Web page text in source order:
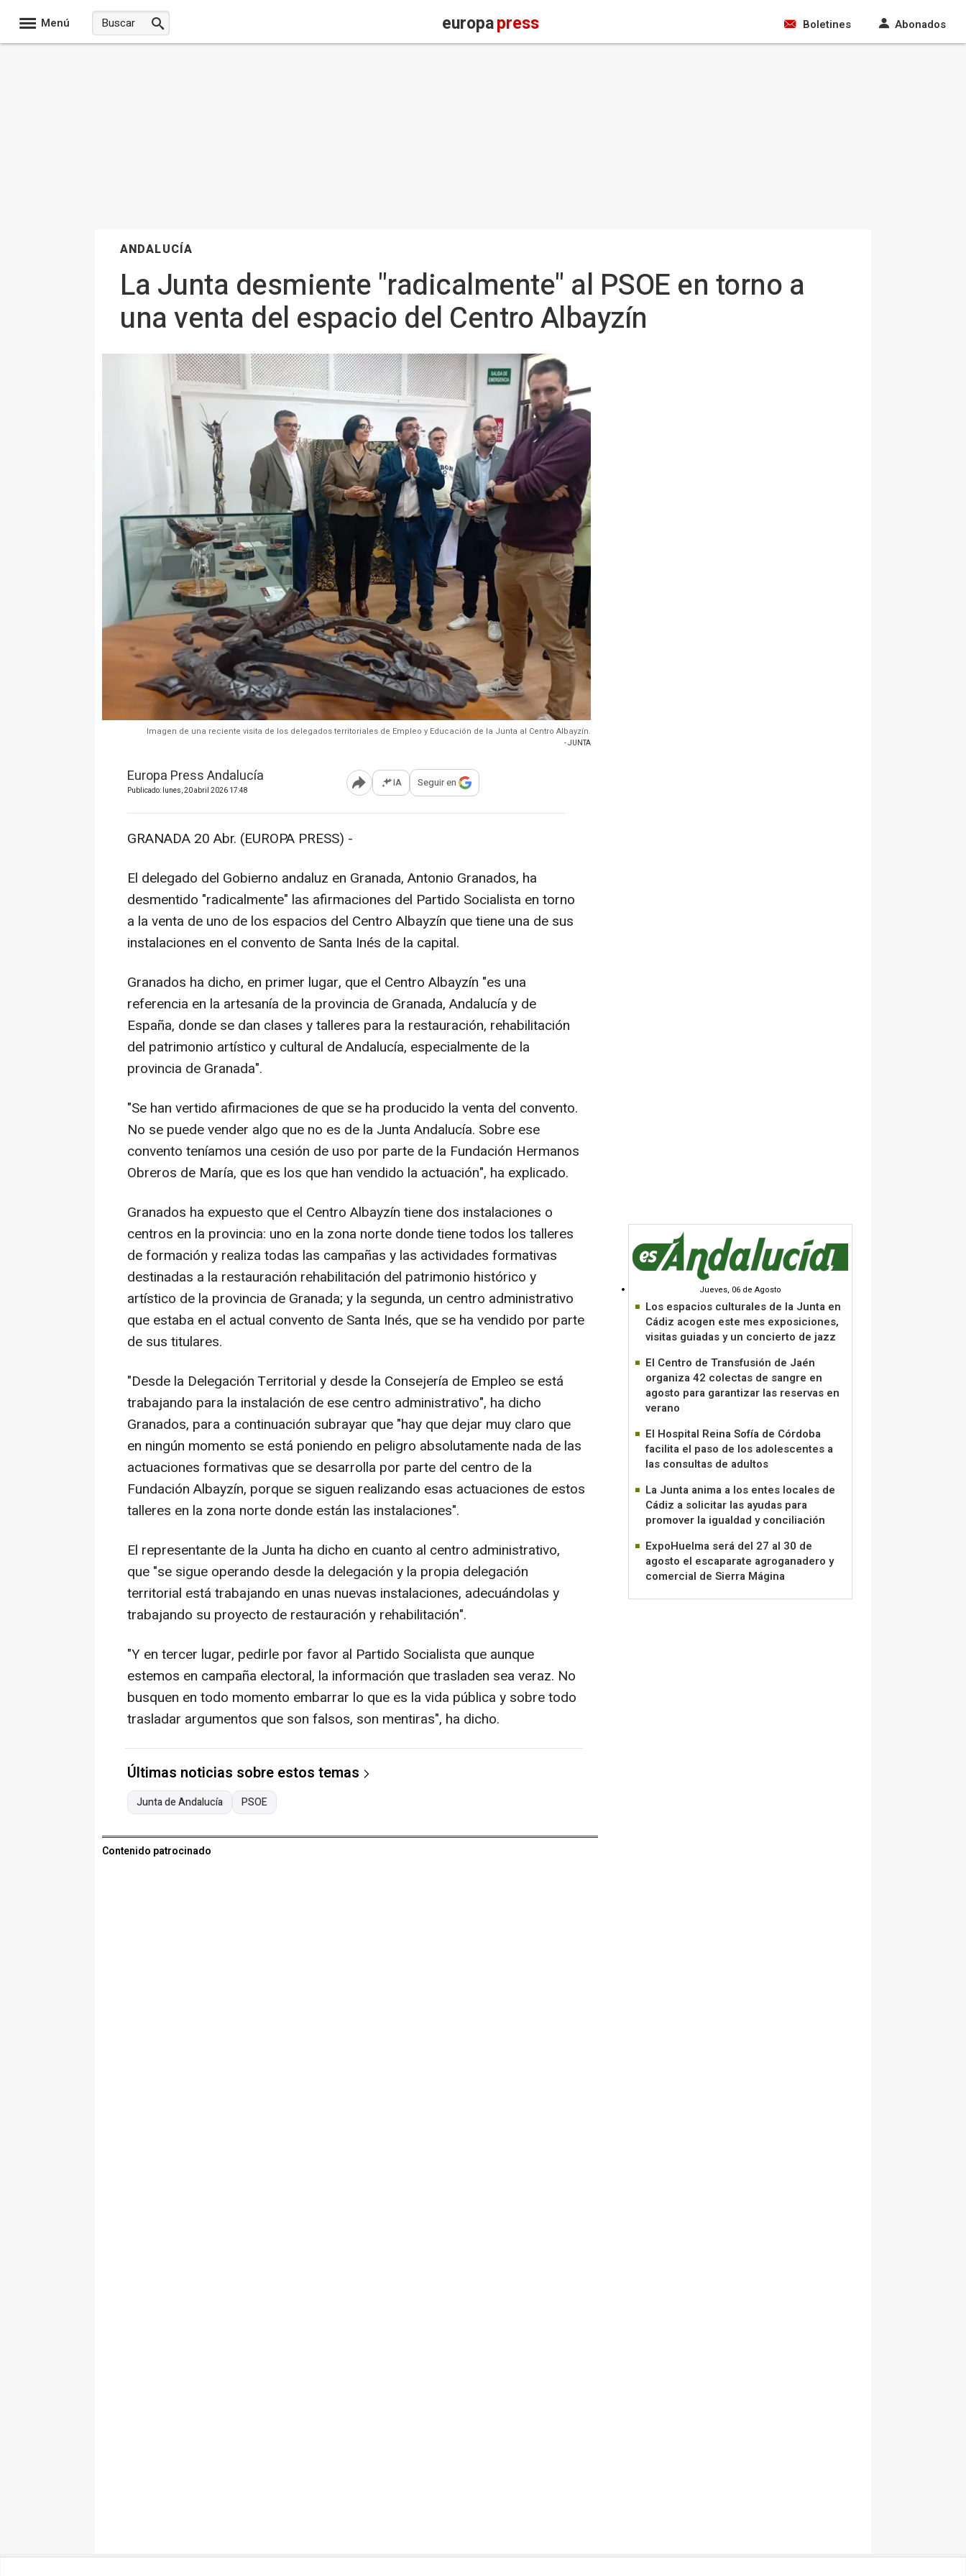
Menú europapress Boletines Abonados
ANDALUCÍA
La Junta desmiente "radicalmente" al PSOE en torno a
una venta del espacio del Centro Albayzín
Imagen de una reciente visita de los delegados territoriales de Empleo y Educación de la Junta al Centro Albayzín.
- JUNTA
Europa Press Andalucía
Publicado: lunes, 20 abril 2026 17:48 Abrir opciones para compartir
IA Seguir en
GRANADA 20 Abr. (EUROPA PRESS) -
El delegado del Gobierno andaluz en Granada, Antonio Granados, ha
desmentido "radicalmente" las afirmaciones del Partido Socialista en torno
a la venta de uno de los espacios del Centro Albayzín que tiene una de sus
instalaciones en el convento de Santa Inés de la capital.
Granados ha dicho, en primer lugar, que el Centro Albayzín "es una
referencia en la artesanía de la provincia de Granada, Andalucía y de
España, donde se dan clases y talleres para la restauración, rehabilitación
del patrimonio artístico y cultural de Andalucía, especialmente de la
provincia de Granada".
"Se han vertido afirmaciones de que se ha producido la venta del convento.
No se puede vender algo que no es de la Junta Andalucía. Sobre ese
convento teníamos una cesión de uso por parte de la Fundación Hermanos
Obreros de María, que es los que han vendido la actuación", ha explicado.
Granados ha expuesto que el Centro Albayzín tiene dos instalaciones o
centros en la provincia: uno en la zona norte donde tiene todos los talleres
de formación y realiza todas las campañas y las actividades formativas
destinadas a la restauración rehabilitación del patrimonio histórico y
artístico de la provincia de Granada; y la segunda, un centro administrativo
que estaba en el actual convento de Santa Inés, que se ha vendido por parte
de sus titulares.
"Desde la Delegación Territorial y desde la Consejería de Empleo se está
trabajando para la instalación de ese centro administrativo", ha dicho
Granados, para a continuación subrayar que "hay que dejar muy claro que
en ningún momento se está poniendo en peligro absolutamente nada de las
actuaciones formativas que se desarrolla por parte del centro de la
Fundación Albayzín, porque se siguen realizando esas actuaciones de estos
talleres en la zona norte donde están las instalaciones".
El representante de la Junta ha dicho en cuanto al centro administrativo,
que "se sigue operando desde la delegación y la propia delegación
territorial está trabajando en unas nuevas instalaciones, adecuándolas y
trabajando su proyecto de restauración y rehabilitación".
"Y en tercer lugar, pedirle por favor al Partido Socialista que aunque
estemos en campaña electoral, la información que trasladen sea veraz. No
busquen en todo momento embarrar lo que es la vida pública y sobre todo
trasladar argumentos que son falsos, son mentiras", ha dicho.
Últimas noticias sobre estos temas
Junta de Andalucía PSOE
Contenido patrocinado
Jueves, 06 de Agosto
Los espacios culturales de la Junta en
Cádiz acogen este mes exposiciones,
visitas guiadas y un concierto de jazz
El Centro de Transfusión de Jaén
organiza 42 colectas de sangre en
agosto para garantizar las reservas en
verano
El Hospital Reina Sofía de Córdoba
facilita el paso de los adolescentes a
las consultas de adultos
La Junta anima a los entes locales de
Cádiz a solicitar las ayudas para
promover la igualdad y conciliación
ExpoHuelma será del 27 al 30 de
agosto el escaparate agroganadero y
comercial de Sierra Mágina